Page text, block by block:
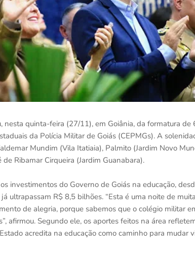
nesta quinta-feira (27/11), em Goiânia, da formatura
da Polícia Militar de Goiás (CEPMGs). A
Mundim (Vila Itatiaia), Palmito (Jardim Novo
Ribamar Cirqueira (Jardim Guanabara).
investimentos do Governo de Goiás na educação,
ultrapassam R$ 8,5 bilhões. “Esta é uma noite de
de alegria, porque sabemos que o colégio militar
afirmou. Segundo ele, os aportes feitos na área
acredita na educação como caminho para mudar